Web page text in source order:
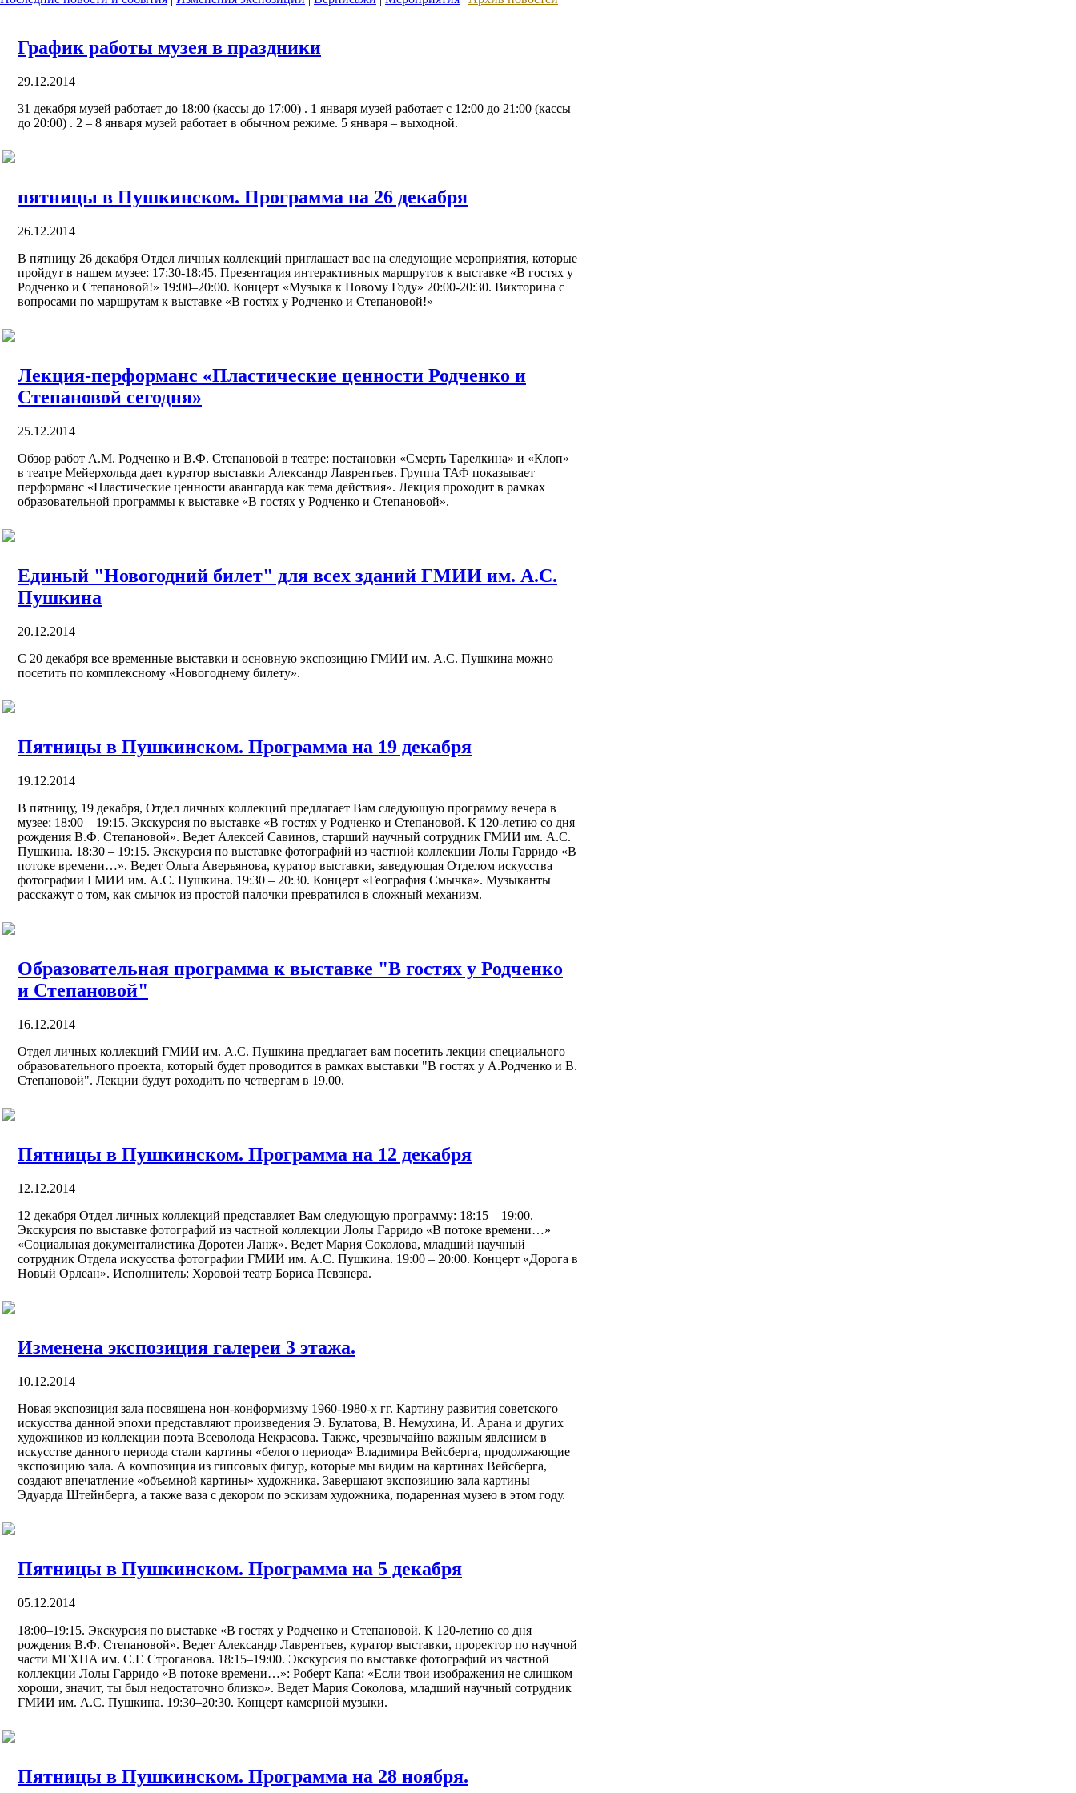
График работы музея в праздники
29.12.2014
31 декабря музей работает до 18:00 (кассы до 17:00) . 1 января музей работает с 12:00 до 21:00 (кассы
до 20:00) . 2 – 8 января музей работает в обычном режиме. 5 января – выходной.
пятницы в Пушкинском. Программа на 26 декабря
26.12.2014
В пятницу 26 декабря Отдел личных коллекций приглашает вас на следующие мероприятия, которые
пройдут в нашем музее: 17:30-18:45. Презентация интерактивных маршрутов к выставке «В гостях у
Родченко и Степановой!» 19:00–20:00. Концерт «Музыка к Новому Году» 20:00-20:30. Викторина с
вопросами по маршрутам к выставке «В гостях у Родченко и Степановой!»
Лекция-перформанс «Пластические ценности Родченко и
Степановой сегодня»
25.12.2014
Обзор работ А.М. Родченко и В.Ф. Степановой в театре: постановки «Смерть Тарелкина» и «Клоп»
в театре Мейерхольда дает куратор выставки Александр Лаврентьев. Группа ТАФ показывает
перформанс «Пластические ценности авангарда как тема действия». Лекция проходит в рамках
образовательной программы к выставке «В гостях у Родченко и Степановой».
Единый "Новогодний билет" для всех зданий ГМИИ им. А.С.
Пушкина
20.12.2014
С 20 декабря все временные выставки и основную экспозицию ГМИИ им. А.С. Пушкина можно
посетить по комплексному «Новогоднему билету».
Пятницы в Пушкинском. Программа на 19 декабря
19.12.2014
В пятницу, 19 декабря, Отдел личных коллекций предлагает Вам следующую программу вечера в
музее: 18:00 – 19:15. Экскурсия по выставке «В гостях у Родченко и Степановой. К 120-летию со дня
рождения В.Ф. Степановой». Ведет Алексей Савинов, старший научный сотрудник ГМИИ им. А.С.
Пушкина. 18:30 – 19:15. Экскурсия по выставке фотографий из частной коллекции Лолы Гарридо «В
потоке времени…». Ведет Ольга Аверьянова, куратор выставки, заведующая Отделом искусства
фотографии ГМИИ им. А.С. Пушкина. 19:30 – 20:30. Концерт «География Смычка». Музыканты
расскажут о том, как смычок из простой палочки превратился в сложный механизм.
Образовательная программа к выставке "В гостях у Родченко
и Степановой"
16.12.2014
Отдел личных коллекций ГМИИ им. А.С. Пушкина предлагает вам посетить лекции специального
образовательного проекта, который будет проводится в рамках выставки "В гостях у А.Родченко и В.
Степановой". Лекции будут роходить по четвергам в 19.00.
Пятницы в Пушкинском. Программа на 12 декабря
12.12.2014
12 декабря Отдел личных коллекций представляет Вам следующую программу: 18:15 – 19:00.
Экскурсия по выставке фотографий из частной коллекции Лолы Гарридо «В потоке времени…»
«Социальная документалистика Доротеи Ланж». Ведет Мария Соколова, младший научный
сотрудник Отдела искусства фотографии ГМИИ им. А.С. Пушкина. 19:00 – 20:00. Концерт «Дорога в
Новый Орлеан». Исполнитель: Хоровой театр Бориса Певзнера.
Изменена экспозиция галереи 3 этажа.
10.12.2014
Новая экспозиция зала посвящена нон-конформизму 1960-1980-х гг. Картину развития советского
искусства данной эпохи представляют произведения Э. Булатова, В. Немухина, И. Арана и других
художников из коллекции поэта Всеволода Некрасова. Также, чрезвычайно важным явлением в
искусстве данного периода стали картины «белого периода» Владимира Вейсберга, продолжающие
экспозицию зала. А композиция из гипсовых фигур, которые мы видим на картинах Вейсберга,
создают впечатление «объемной картины» художника. Завершают экспозицию зала картины
Эдуарда Штейнберга, а также ваза с декором по эскизам художника, подаренная музею в этом году.
Пятницы в Пушкинском. Программа на 5 декабря
05.12.2014
18:00–19:15. Экскурсия по выставке «В гостях у Родченко и Степановой. К 120-летию со дня
рождения В.Ф. Степановой». Ведет Александр Лаврентьев, куратор выставки, проректор по научной
части МГХПА им. С.Г. Строганова. 18:15–19:00. Экскурсия по выставке фотографий из частной
коллекции Лолы Гарридо «В потоке времени…»: Роберт Капа: «Если твои изображения не слишком
хороши, значит, ты был недостаточно близко». Ведет Мария Соколова, младший научный сотрудник
ГМИИ им. А.С. Пушкина. 19:30–20:30. Концерт камерной музыки.
Пятницы в Пушкинском. Программа на 28 ноября.